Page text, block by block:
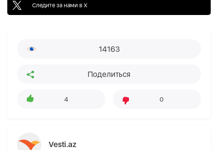
Следите за нами в X
14163
Поделиться
4 0
Vesti.az